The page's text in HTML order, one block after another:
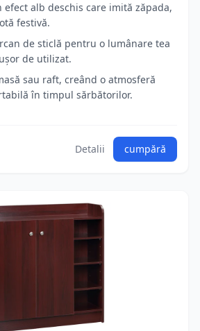
efect alb deschis care imită zăpada,
festivă.
de sticlă pentru o lumânare tea
de utilizat.
sau raft, creând o atmosferă
în timpul sărbătorilor.
Detalii cumpără